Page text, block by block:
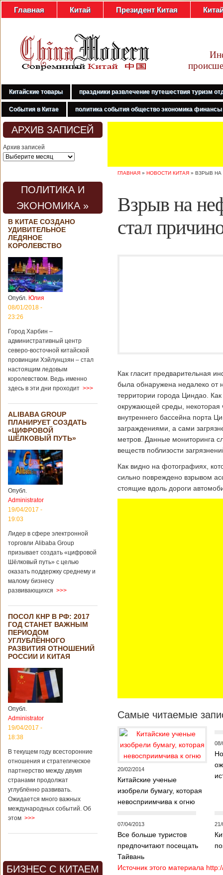
Главная Китай Президент Китая
Китайские товары праздники развлечение путешествия туризм
События в Китае политика события общество экономика финансы
АРХИВ ЗАПИСЕЙ
Архив записей
ПОЛИТИКА И
ЭКОНОМИКА »
В КИТАЕ СОЗДАНО
УДИВИТЕЛЬНОЕ
ЛЕДЯНОЕ
КОРОЛЕВСТВО
Опубл. Юлия
08/01/2018 -
23:26
Город Харбин –
административный центр
северо-восточной китайской
провинции Хэйлунцзян – стал
настоящим ледовым
королевством. Ведь именно
здесь в эти дни проходит >>>
ALIBABA GROUP
ПЛАНИРУЕТ СОЗДАТЬ
«ЦИФРОВОЙ
ШЁЛКОВЫЙ ПУТЬ»
Опубл.
Administrator
19/04/2017 -
19:03
Лидер в сфере электронной
торговли Alibaba Group
призывает создать «цифровой
Шёлковый путь» с целью
оказать поддержку среднему и
малому бизнесу
развивающихся >>>
ПОСОЛ КНР В РФ: 2017
ГОД СТАНЕТ ВАЖНЫМ
ПЕРИОДОМ
УГЛУБЛЁННОГО
РАЗВИТИЯ ОТНОШЕНИЙ
РОССИИ И КИТАЯ
Опубл.
Administrator
19/04/2017 -
18:38
В текущем году всесторонние
отношения и стратегическое
партнерство между двумя
странами продолжат
углублённо развивать.
Ожидается много важных
международных событий. Об
этом >>>
БИЗНЕС С КИТАЕМ
ГЛАВНАЯ » НОВОСТИ КИТАЯ » ВЗРЫВ НА
Взрыв на
стал
Как гласит предварительная
была обнаружена недалеко от
территории города Циндао.
окружающей среды, некоторая
внутреннего бассейна порта
заграждениями, а сами
метров. Данные мониторинга
веществ поблизости
Как видно на фотографиях,
сильно повреждено взрывом
стоящие вдоль дороги
Самые читаемые
20/02/2014
Китайские ученые
изобрели бумагу, которая
невосприимчива к огню
08/
07/04/2013
Все больше туристов
предпочитают посещать
Тайвань
21/
Источник этого материала